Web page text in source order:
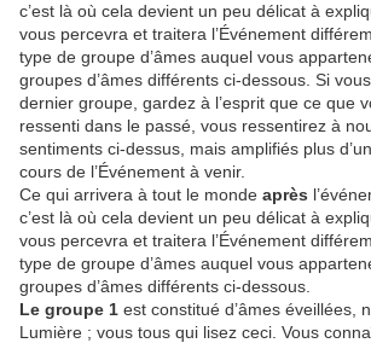
c’est là où cela devient un peu délicat à
vous percevra et traitera l’Événement
type de groupe d’âmes auquel vous
groupes d’âmes différents ci-dessous. Si
dernier groupe, gardez à l’esprit que ce que
ressenti dans le passé, vous ressentirez à
sentiments ci-dessus, mais amplifiés plus
cours de l’Événement à venir.
Ce qui arrivera à tout le monde après
c’est là où cela devient un peu délicat à
vous percevra et traitera l’Événement
type de groupe d’âmes auquel vous
groupes d’âmes différents ci-dessous.
Le groupe 1 est constitué d’âmes éveillées,
Lumière ; vous tous qui lisez ceci. Vous